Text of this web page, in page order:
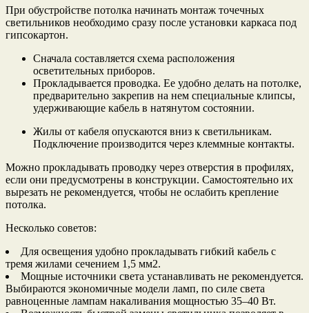
При обустройстве потолка начинать монтаж точечных
светильников необходимо сразу после установки каркаса под
гипсокартон.
Сначала составляется схема расположения
осветительных приборов.
Прокладывается проводка. Ее удобно делать на потолке,
предварительно закрепив на нем специальные клипсы,
удерживающие кабель в натянутом состоянии.
Жилы от кабеля опускаются вниз к светильникам.
Подключение производится через клеммные контакты.
Можно прокладывать проводку через отверстия в профилях,
если они предусмотрены в конструкции. Самостоятельно их
вырезать не рекомендуется, чтобы не ослабить крепление
потолка.
Несколько советов:
Для освещения удобно прокладывать гибкий кабель с
тремя жилами сечением 1,5 мм2.
Мощные источники света устанавливать не рекомендуется.
Выбираются экономичные модели ламп, по силе света
равноценные лампам накаливания мощностью 35–40 Вт.